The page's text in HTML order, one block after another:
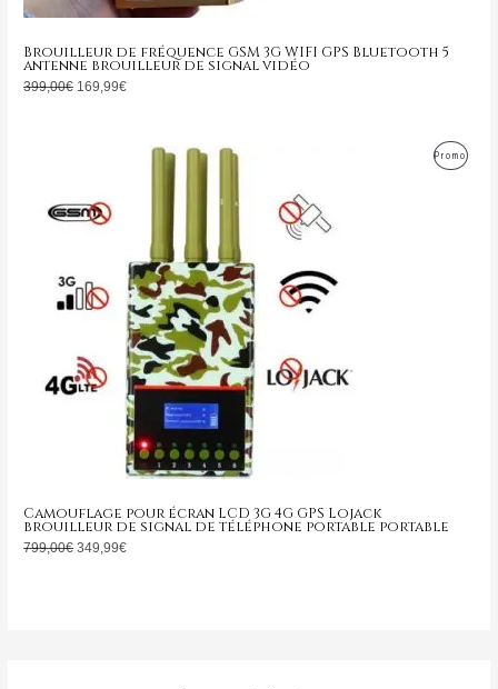
Brouilleur de fréquence GSM 3G WIFI GPS Bluetooth 5
antenne brouilleur de signal vidéo
399,00€ 169,99€
Promo
Camouflage pour écran LCD 3G 4G GPS Lojack
brouilleur de signal de téléphone portable portable
799,00€
799,00€.
349,99€
349,99€.